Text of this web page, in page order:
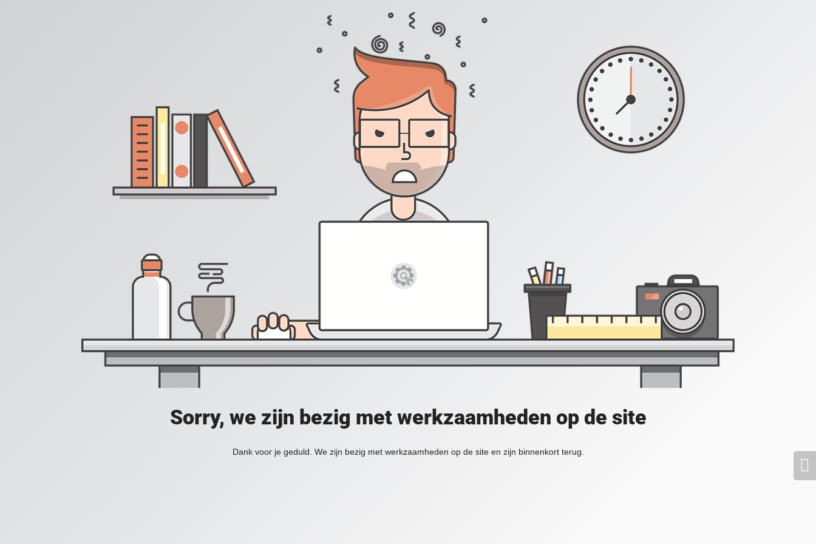
Sorry, we zijn bezig met werkzaamheden op de site
Dank voor je geduld. We zijn bezig met werkzaamheden op de site en zijn binnenkort terug.